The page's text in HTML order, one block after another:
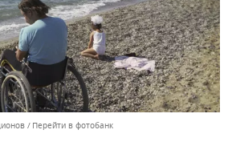
Перейти в фотобанк